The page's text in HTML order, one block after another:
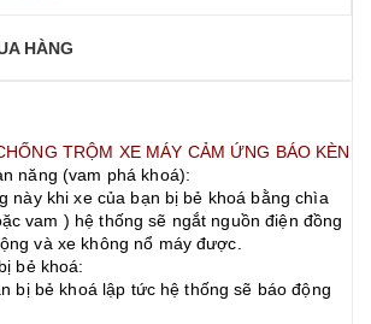
HÀNG
TRỘM XE MÁY CẢM ỨNG BÁO KÈN
năng (vam phá khoá):
này khi xe của bạn bị bẻ khoá bằng chìa
vam ) hệ thống sẽ ngắt nguồn điện đồng
và xe không nổ máy được.
bẻ khoá:
bị bẻ khoá lập tức hệ thống sẽ báo động